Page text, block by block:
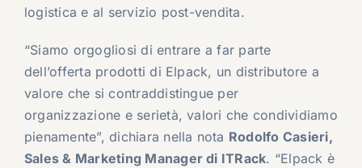
logistica e al servizio post-vendita.
“Siamo orgogliosi di entrare a far parte
dell’offerta prodotti di Elpack, un distributore a
valore che si contraddistingue per
organizzazione e serietà, valori che condividiamo
pienamente”, dichiara nella nota Rodolfo Casieri,
Sales & Marketing Manager di ITRack. “Elpack è